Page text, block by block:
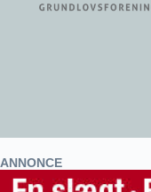
ANNONCE